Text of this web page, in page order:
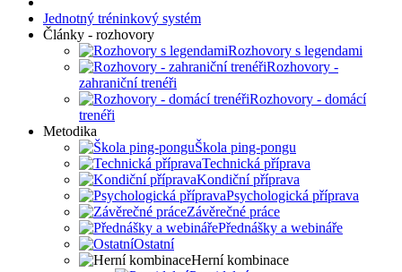
Jednotný tréninkový systém
Články - rozhovory
Rozhovory s legendami
Rozhovory -
zahraniční trenéři
Rozhovory - domácí
trenéři
Metodika
Škola ping-pongu
Technická příprava
Kondiční příprava
Psychologická příprava
Závěrečné práce
Přednášky a webináře
Ostatní
Herní kombinace